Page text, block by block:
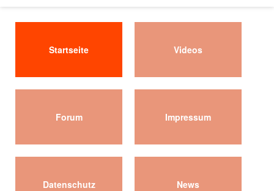
Startseite Videos
Forum Impressum
Datenschutz News